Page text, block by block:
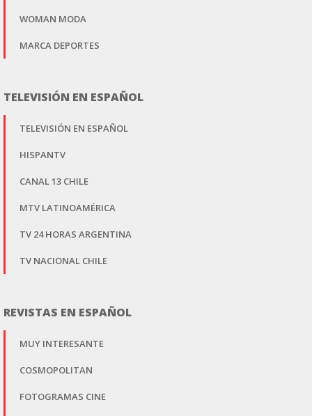
WOMAN MODA
MARCA DEPORTES
TELEVISIÓN EN ESPAÑOL
TELEVISIÓN EN ESPAÑOL
HISPANTV
CANAL 13 CHILE
MTV LATINOAMÉRICA
TV 24 HORAS ARGENTINA
TV NACIONAL CHILE
REVISTAS EN ESPAÑOL
MUY INTERESANTE
COSMOPOLITAN
FOTOGRAMAS CINE